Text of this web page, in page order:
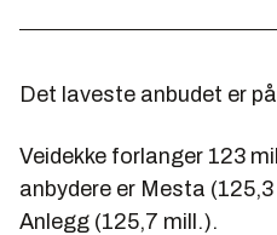
Det laveste anbudet er
Veidekke forlanger 123
anbydere er Mesta
Anlegg (125,7 mill.).